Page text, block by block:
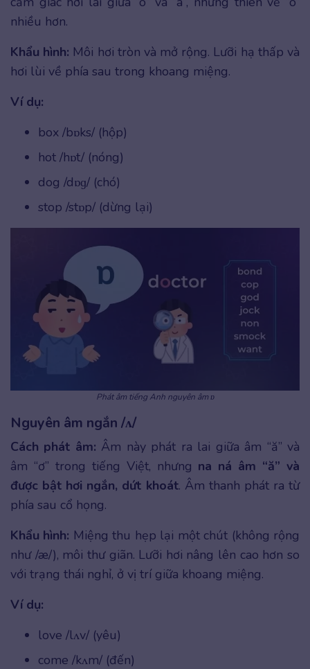
nhiều hơn.
Khẩu hình: Môi hơi tròn và mở rộng. Lưỡi hạ thấp và
hơi lùi về phía sau trong khoang miệng.
Ví dụ:
box /bɒks/ (hộp)
hot /hɒt/ (nóng)
dog /dɒɡ/ (chó)
stop /stɒp/ (dừng lại)
Phát âm tiếng Anh nguyên âm ɒ
Nguyên âm ngắn /ʌ/
Cách phát âm: Âm này phát ra lai giữa âm “ă” và
âm “ơ” trong tiếng Việt, nhưng na ná âm “ă” và
được bật hơi ngắn, dứt khoát. Âm thanh phát ra từ
phía sau cổ họng.
Khẩu hình: Miệng thu hẹp lại một chút (không rộng
như /æ/), môi thư giãn. Lưỡi hơi nâng lên cao hơn so
với trạng thái nghỉ, ở vị trí giữa khoang miệng.
Ví dụ:
love /lʌv/ (yêu)
come /kʌm/ (đến)